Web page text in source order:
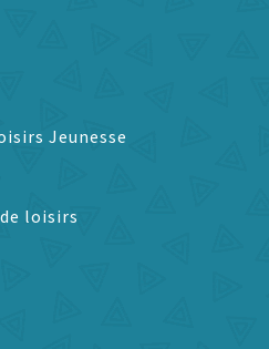
Jeunesse
loisirs